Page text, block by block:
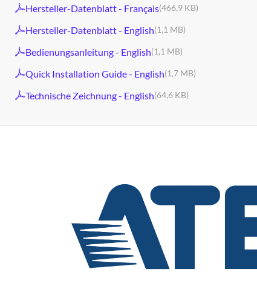
Hersteller-Datenblatt - Français(466,9 KB)
Hersteller-Datenblatt - English(1,1 MB)
Bedienungsanleitung - English(1,1 MB)
Quick Installation Guide - English(1,7 MB)
Technische Zeichnung - English(64,6 KB)